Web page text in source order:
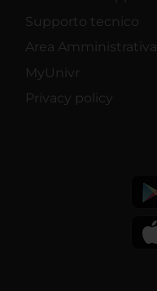
Supporto tecnico
Area Amministrativa
MyUnivr
Privacy policy